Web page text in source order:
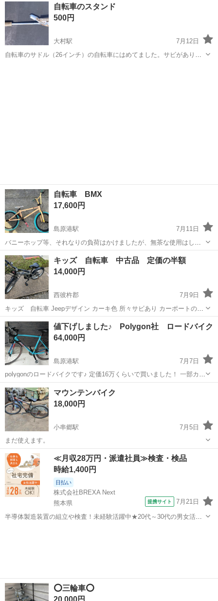
の受け取り日時を第三希望までお知らせください。 +￥1,000で受け
長崎 佐世保市 大塔駅 自転車
自転車のスタンド
500円
大村駅
7月12日
自転車のサドル（26インチ）の自転車にはめてました。サビがありま
自転車 BMX
17,600円
島原港駅
7月11日
バニーホップ等、それなりの負荷はかけましたが、無茶な使用はして
ません。 傷、錆、色褪せあります(画像で判断下さい) 注油は定期的に
してます。 パンクしてますので、チューブ交換必要です。 極太ハブス
テップのみ、カスタムしてます。
長崎 島原市 島原港駅 BMX ハブステップ
キッズ 自転車 中古品 定価の半額
14,000円
西彼杵郡
7月9日
キッズ 自転車 Jeepデザイン カーキ色 所々サビあり カーポートの下
で保管していました。 小学３年くらいから使用してました。 2年ほど
使用していますが、 サイズアウトで買い替えの為、出品します。 定
価...
長崎 西彼杵郡 自転車
値下げしました♪ Polygon社 ロードバイク
64,000円
島原港駅
7月7日
polygonのロードバイクです♪ 定価16万くらいで買いました！ 一部カー
ボンパーツがついてます！😆 買って1年くらいですが、ほぼ乗ってな
いので 格安でお譲りします😊 防犯登録は切ってますので、ご自身で再
度登録をお願い...
長崎 島原市 島原港駅 ロードバイク
マウンテンバイク
18,000円
小串郷駅
7月5日
まだ使えます。
長崎 西海市 小串郷駅 マウンテンバイク
≪月収28万円・派遣社員≫検査・検品
時給1,400円
日払い
株式会社BREXA Next
熊本県
提携サイト 7月21日
半導体製造装置の組立や検査！未経験活躍中★20代～30代の男女活躍
⭕️三輪車⭕️
20,000円